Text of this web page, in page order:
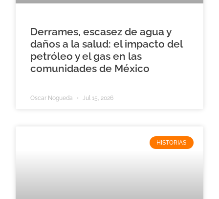
Derrames, escasez de agua y
daños a la salud: el impacto del
petróleo y el gas en las
comunidades de México
Oscar Nogueda Jul 15, 2026
HISTORIAS